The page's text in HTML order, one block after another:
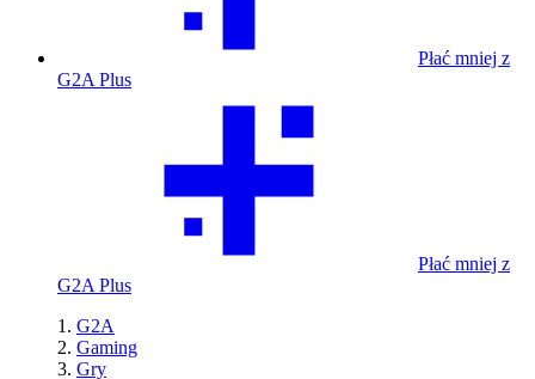
Płać mniej z
G2A Plus
Płać mniej z
G2A Plus
G2A
Gaming
Gry